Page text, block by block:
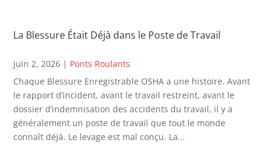
La Blessure Était Déjà dans le Poste de Travail
Juin 2, 2026 | Ponts Roulants
Chaque Blessure Enregistrable OSHA a une histoire. Avant
le rapport d’incident, avant le travail restreint, avant le
dossier d’indemnisation des accidents du travail, il y a
généralement un poste de travail que tout le monde
connaît déjà. Le levage est mal conçu. La...